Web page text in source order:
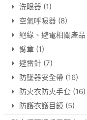
洗眼器 (1)
空氣呼吸器 (8)
絕緣、避電相關產品
臂章 (1)
避雷針 (7)
防墜器安全帶 (16)
防火衣防火手套 (16)
防護衣護目鏡 (5)